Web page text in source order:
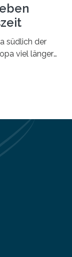
südlich der
viel länger
noch vor
Museen
man davon